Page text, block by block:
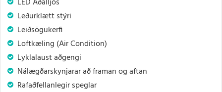
Leðurklætt stýri
Leiðsögukerfi
Loftkæling (Air Condition)
Lyklalaust aðgengi
Nálægðarskynjarar að framan og aftan
Rafaðfellanlegir speglar